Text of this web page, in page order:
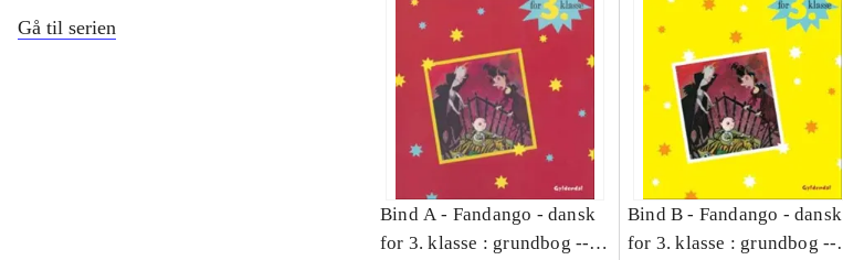
Gå til serien
Bind A - Fandango - dansk
for 3. klasse : grundbog --
Bind B - Fandango - dansk
for 3. klasse : grundbog --